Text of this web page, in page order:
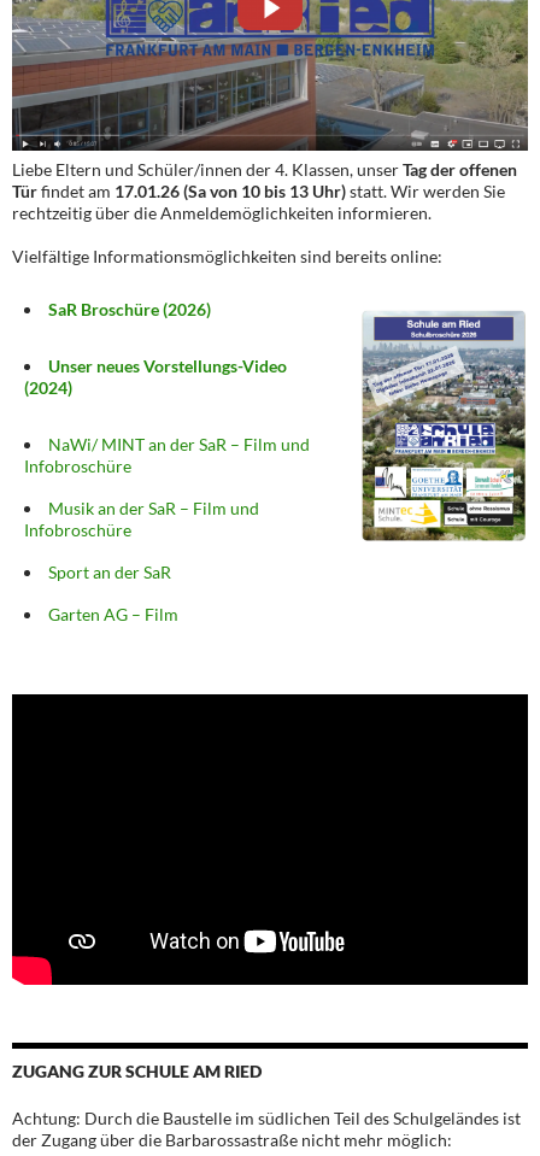
Liebe Eltern und Schüler/innen der 4. Klassen, unserTag der offenen
Türfindet am 17.01.26 (Sa von 10 bis 13 Uhr)statt. Wir werden Sie
rechtzeitig über die Anmeldemöglichkeiten informieren.
Vielfältige Informationsmöglichkeiten sind bereits online:
SaR Broschüre (2026)
Unser neues Vorstellungs-Video
(2024)
NaWi/ MINT an der SaR – Film und
Infobroschüre
Musik an der SaR – Film und
Infobroschüre
Sport an der SaR
Garten AG – Film
ZUGANG ZUR SCHULE AM RIED
Achtung: Durch die Baustelle im südlichen Teil des Schulgeländes ist
der Zugang über die Barbarossastraße nicht mehr möglich: